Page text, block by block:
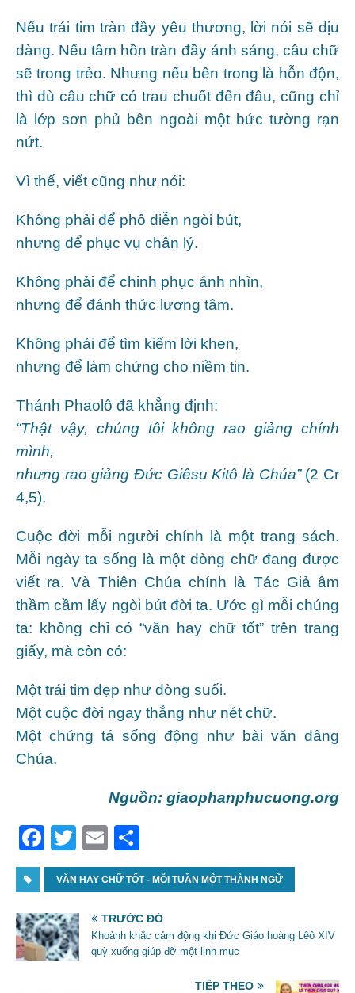
Nếu trái tim tràn đầy yêu thương, lời nói sẽ dịu
dàng. Nếu tâm hồn tràn đầy ánh sáng, câu chữ
sẽ trong trẻo. Nhưng nếu bên trong là hỗn độn,
thì dù câu chữ có trau chuốt đến đâu, cũng chỉ
là lớp sơn phủ bên ngoài một bức tường rạn
nứt.
Vì thế, viết cũng như nói:
Không phải để phô diễn ngòi bút,
nhưng để phục vụ chân lý.
Không phải để chinh phục ánh nhìn,
nhưng để đánh thức lương tâm.
Không phải để tìm kiếm lời khen,
nhưng để làm chứng cho niềm tin.
Thánh Phaolô đã khẳng định:
“Thật vậy, chúng tôi không rao giảng chính
mình,
nhưng rao giảng Đức Giêsu Kitô là Chúa” (2 Cr
4,5).
Cuộc đời mỗi người chính là một trang sách.
Mỗi ngày ta sống là một dòng chữ đang được
viết ra. Và Thiên Chúa chính là Tác Giả âm
thầm cầm lấy ngòi bút đời ta. Ước gì mỗi chúng
ta: không chỉ có “văn hay chữ tốt” trên trang
giấy, mà còn có:
Một trái tim đẹp như dòng suối.
Một cuộc đời ngay thẳng như nét chữ.
Một chứng tá sống động như bài văn dâng
Chúa.
Nguồn: giaophanphucuong.org
F
a
c
e
b
o
T
w
itt
er
E
m
ai
l
h
ar
e
VĂN HAY CHỮ TỐT - MỖI TUẦN MỘT THÀNH NGỮ
TRƯỚC ĐÓ
Khoảnh khắc cảm động khi Đức Giáo hoàng Lêô XIV
quỳ xuống giúp đỡ một linh mục
TIẾP THEO